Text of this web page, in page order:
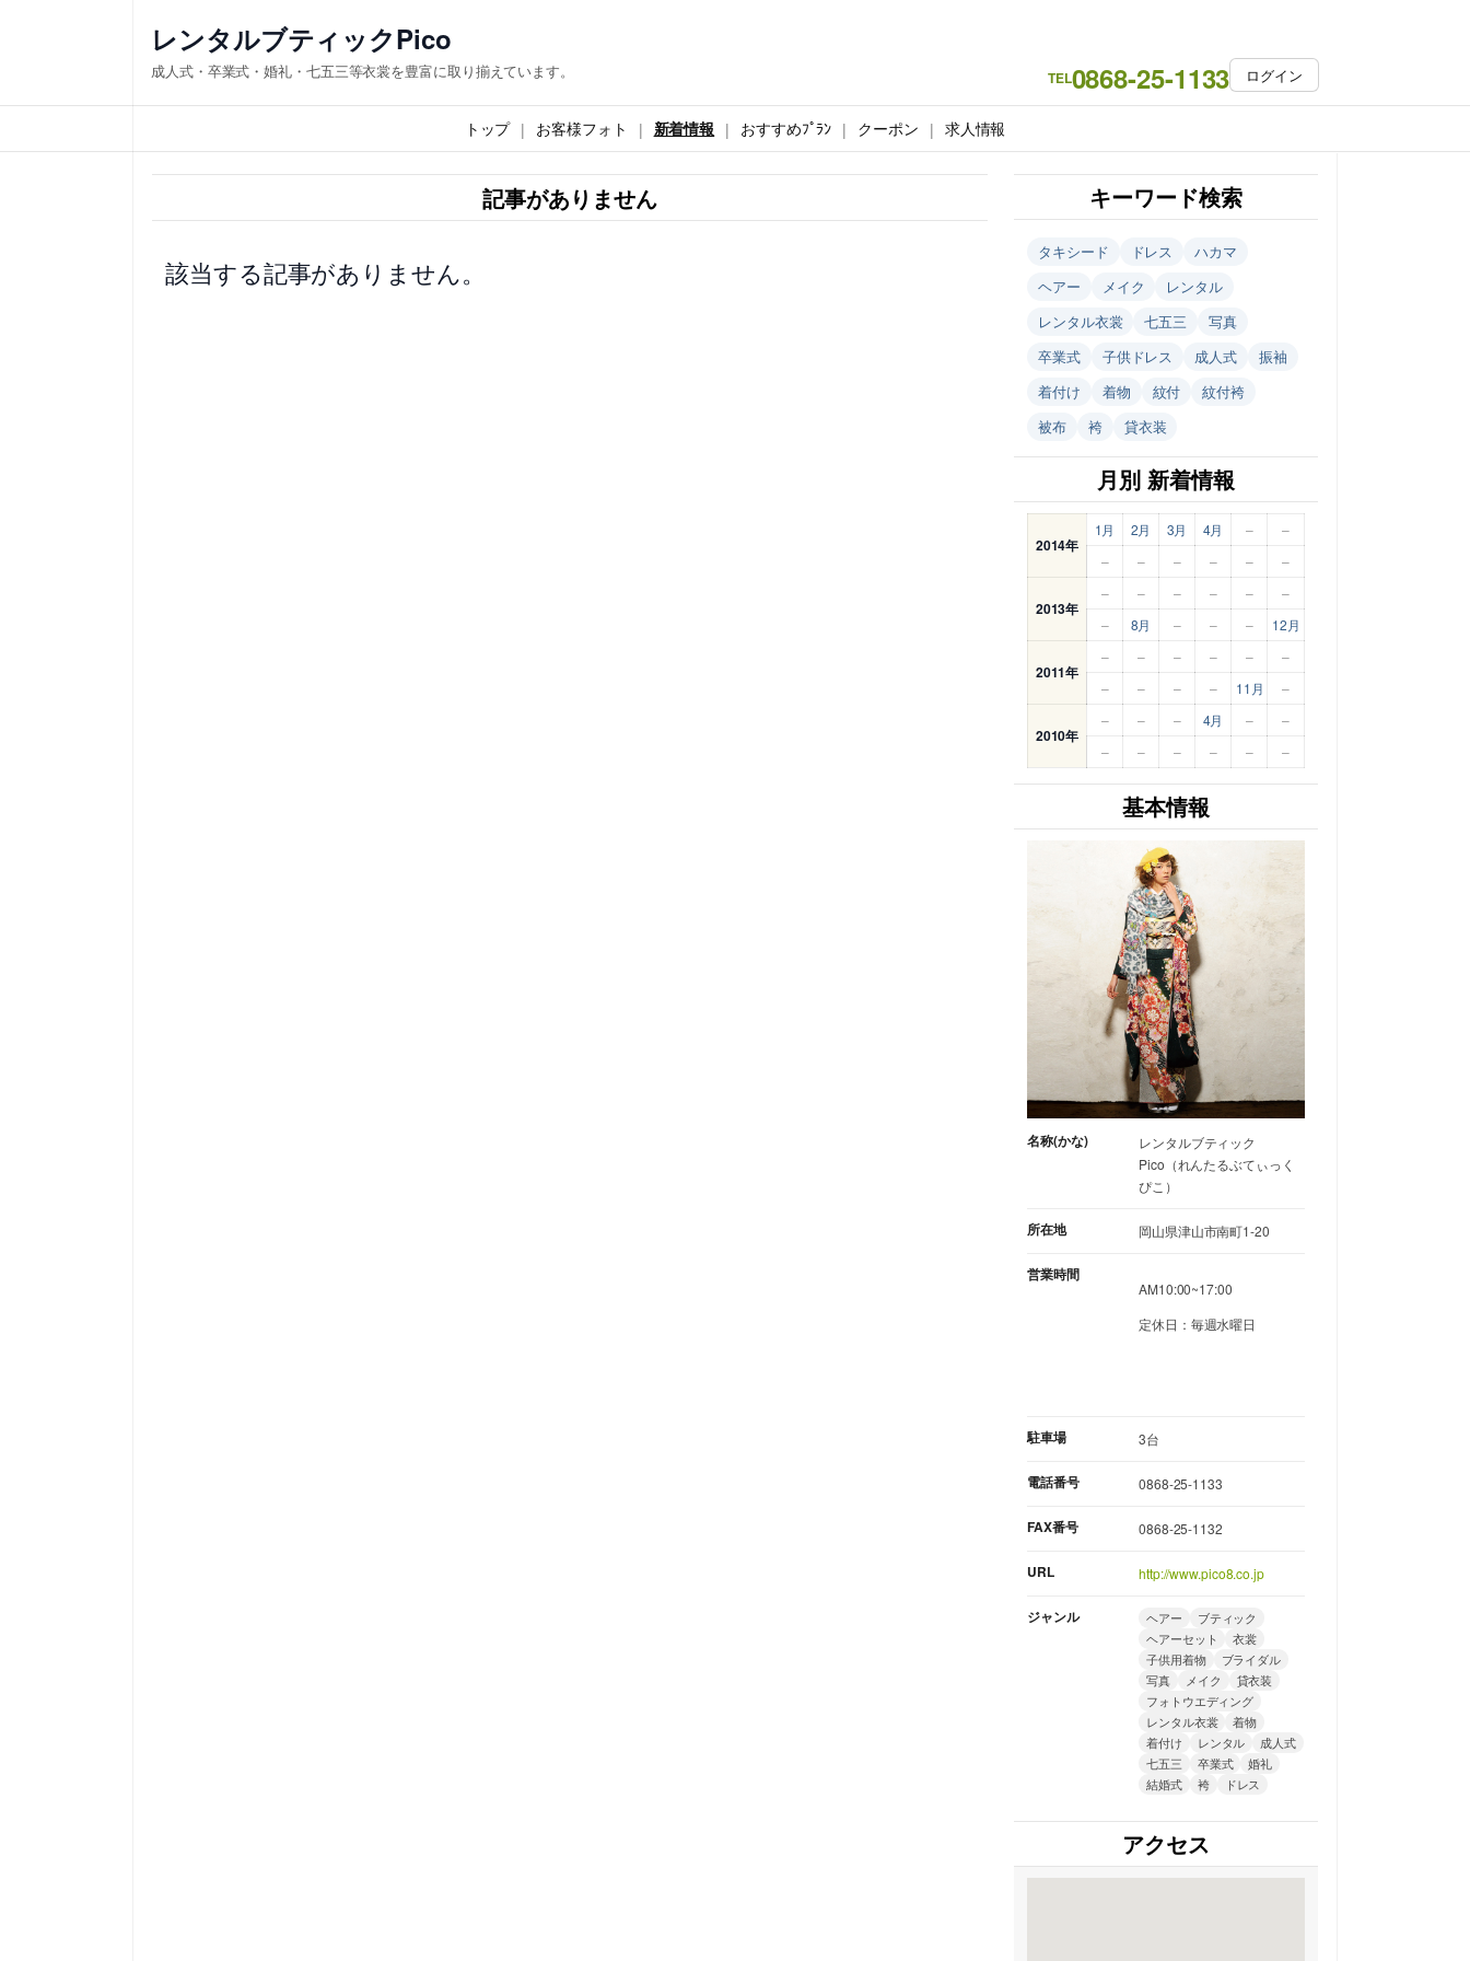
ス
キ
レンタルブティックPico
成人式・卒業式・婚礼・七五三等衣裳を豊富に取り揃えています。 TEL0868-25-1133 ログイン
トップ お客様フォト 新着情報 おすすめﾌﾟﾗﾝ クーポン 求人情報
記事がありません
該当する記事がありません。
キーワード検索
タキシード ドレス
ハカマ
ヘアー
メイク
レンタル
レンタル衣裳
七五三
写真
卒業式
子供ドレス 成人式
振袖
着付け
着物 紋付
紋付袴
被布
袴 貸衣装
月別 新着情報
2014年
1月 2月 3月 4月 –
–
–
– – – – –
2013年
– – – – –
–
–
8月 – – – 12月
2011年
– – – – –
–
–
– – – 11月 –
2010年
– – – 4月 –
–
–
– – – – –
基本情報
名称(かな)
レンタルブティック
Pico（れんたるぶてぃっく
ぴこ）
所在地 岡山県津山市南町1-20
営業時間
AM10:00~17:00
定休日：毎週水曜日
駐車場 3台
電話番号 0868-25-1133
FAX番号 0868-25-1132
URL http://www.pico8.co.jp
ジャンル ヘアー
ブティック
ヘアーセット
衣裳
子供用着物
ブライダル
写真
メイク
貸衣装
フォトウエディング
レンタル衣裳
着物
着付け
レンタル
成人式
七五三
卒業式
婚礼
結婚式
袴 ドレス
アクセス